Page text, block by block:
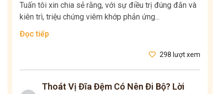
Tuấn tôi xin chia sẻ rằng, với sự điều trị đúng đắn và
kiên trì, triệu chứng viêm khớp phản ứng...
Đọc tiếp
298 lượt xem
Thoát Vị Đĩa Đệm Có Nên Đi Bộ? Lời